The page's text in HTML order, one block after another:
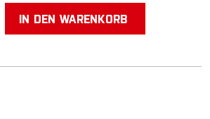
Gib den gewünschten Wert ein
IN DEN WARENKORB